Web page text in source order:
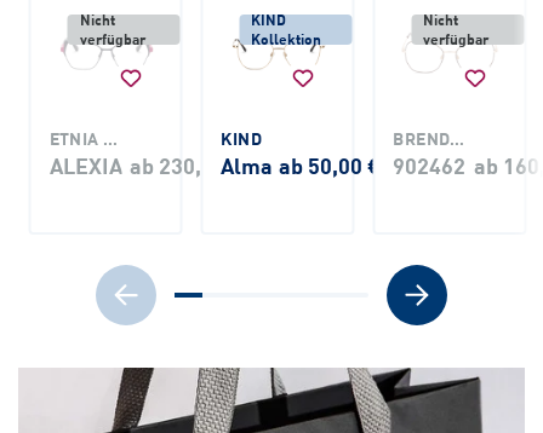
Nicht
verfügbar
ETNIA BARCELONA
ALEXIA ab 230,00 €
KIND
Kollektion
KIND
Alma ab 50,00 €
Nicht
verfügbar
BRENDEL
902462 ab